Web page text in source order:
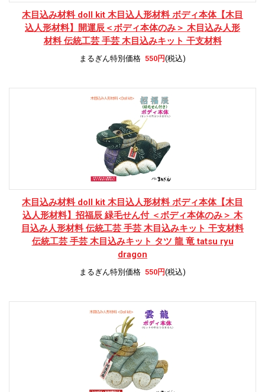
木目込み材料 doll kit 木目込人形材料 ボディ本体【木目
込人形材料】開運辰＜ボディ本体のみ＞ 木目込み人形
材料 伝統工芸 手芸 木目込みキット 干支材料
まるぎん特別価格 550円(税込)
木目込み材料 doll kit 木目込人形材料 ボディ本体【木目
込人形材料】招福辰 緑毛せん付 ＜ボディ本体のみ＞ 木
目込み人形材料 伝統工芸 手芸 木目込みキット 干支材料
伝統工芸 手芸 木目込みキット タツ 龍 竜 tatsu ryu
dragon
まるぎん特別価格 550円(税込)